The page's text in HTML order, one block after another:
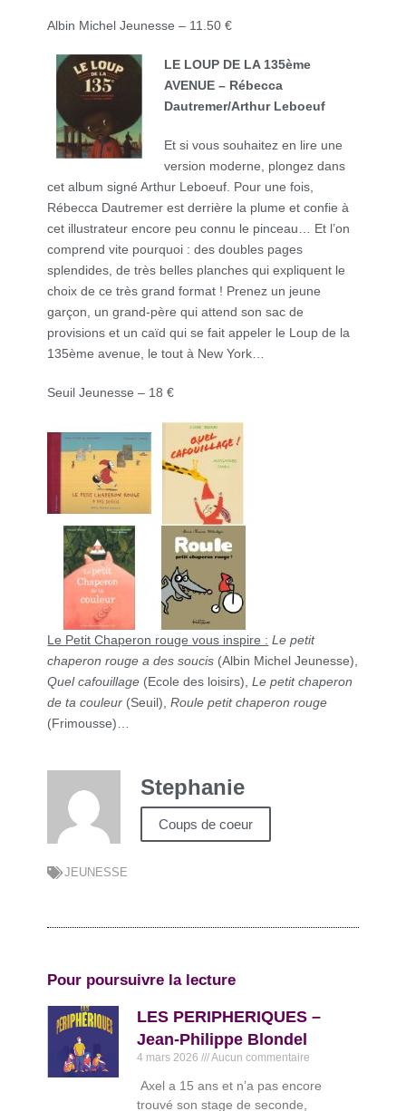
Albin Michel Jeunesse – 11.50 €
LE LOUP DE LA 135ème
AVENUE – Rébecca
Dautremer/Arthur Leboeuf
Et si vous souhaitez en lire une
version moderne, plongez dans
cet album signé Arthur Leboeuf. Pour une fois,
Rébecca Dautremer est derrière la plume et confie à
cet illustrateur encore peu connu le pinceau… Et l’on
comprend vite pourquoi : des doubles pages
splendides, de très belles planches qui expliquent le
choix de ce très grand format ! Prenez un jeune
garçon, un grand-père qui attend son sac de
provisions et un caïd qui se fait appeler le Loup de la
135ème avenue, le tout à New York…
Seuil Jeunesse – 18 €
Le Petit Chaperon rouge vous inspire : Le petit
chaperon rouge a des soucis (Albin Michel Jeunesse),
Quel cafouillage (Ecole des loisirs),Le petit chaperon
de ta couleur (Seuil),Roule petit chaperon rouge
(Frimousse)…
Stephanie
Coups de coeur
JEUNESSE
Pour poursuivre la lecture
LES PERIPHERIQUES –
Jean-Philippe Blondel
4 mars 2026 Aucun commentaire
Axel a 15 ans et n’a pas encore
trouvé son stage de seconde,